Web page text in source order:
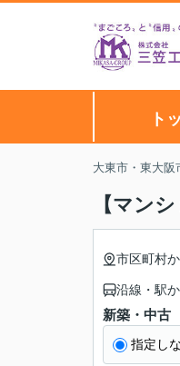
ト
大東市・東大阪
【マン
市区町村
沿線・駅
新築・中古
指定し